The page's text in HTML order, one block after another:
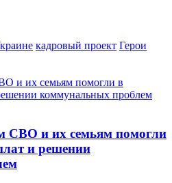
кадровый проект Герои
СВО и их семьям помогли
и решении